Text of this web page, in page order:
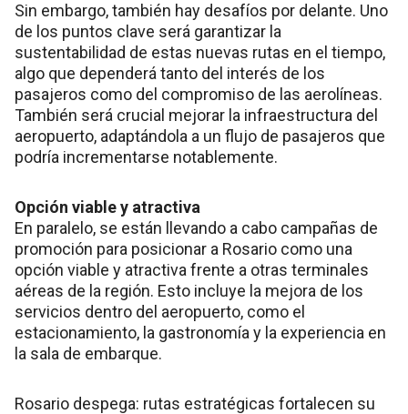
Sin embargo, también hay desafíos por delante. Uno
de los puntos clave será garantizar la
sustentabilidad de estas nuevas rutas en el tiempo,
algo que dependerá tanto del interés de los
pasajeros como del compromiso de las aerolíneas.
También será crucial mejorar la infraestructura del
aeropuerto, adaptándola a un flujo de pasajeros que
podría incrementarse notablemente.
Opción viable y atractiva
En paralelo, se están llevando a cabo campañas de
promoción para posicionar a Rosario como una
opción viable y atractiva frente a otras terminales
aéreas de la región. Esto incluye la mejora de los
servicios dentro del aeropuerto, como el
estacionamiento, la gastronomía y la experiencia en
la sala de embarque.
Rosario despega: rutas estratégicas fortalecen su